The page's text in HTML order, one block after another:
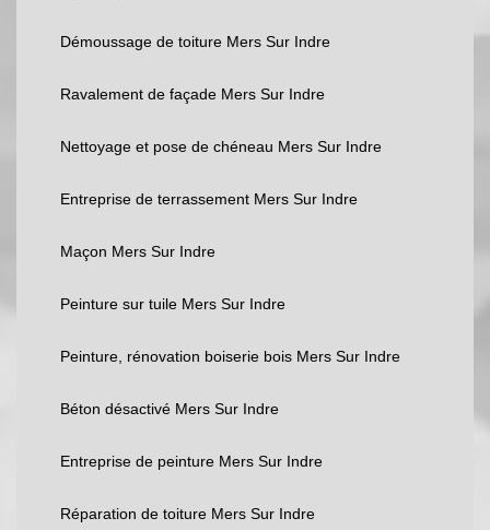
Démoussage de toiture Mers Sur Indre
Ravalement de façade Mers Sur Indre
Nettoyage et pose de chéneau Mers Sur Indre
Entreprise de terrassement Mers Sur Indre
Maçon Mers Sur Indre
Peinture sur tuile Mers Sur Indre
Peinture, rénovation boiserie bois Mers Sur Indre
Béton désactivé Mers Sur Indre
Entreprise de peinture Mers Sur Indre
Réparation de toiture Mers Sur Indre